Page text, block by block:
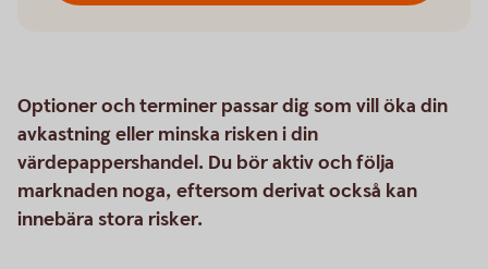
Optioner och terminer passar dig som vill öka din
avkastning eller minska risken i din
värdepappershandel. Du bör aktiv och följa
marknaden noga, eftersom derivat också kan
innebära stora risker.